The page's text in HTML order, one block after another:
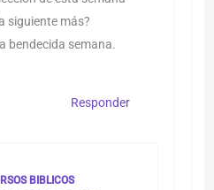
siguiente más?
bendecida semana.
Responder
BIBLICOS